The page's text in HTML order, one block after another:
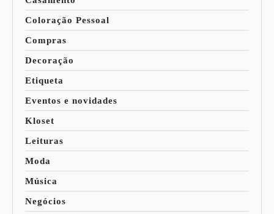
Coloração Pessoal
Compras
Decoração
Etiqueta
Eventos e novidades
Kloset
Leituras
Moda
Música
Negócios